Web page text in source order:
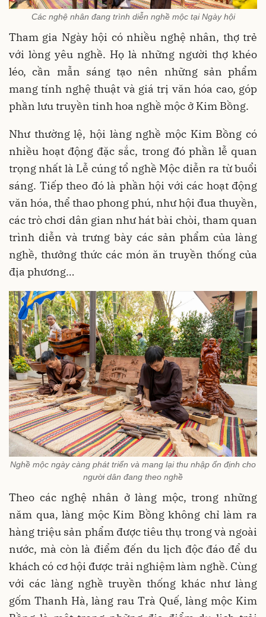
Các nghệ nhân đang trình diễn nghề mộc tại Ngày hội
Tham gia Ngày hội có nhiều nghệ nhân, thợ trẻ
với lòng yêu nghề. Họ là những người thợ khéo
léo, cần mẫn sáng tạo nên những sản phẩm
mang tính nghệ thuật và giá trị văn hóa cao, góp
phần lưu truyền tinh hoa nghề mộc ở Kim Bồng.
Như thường lệ, hội làng nghề mộc Kim Bồng có
nhiều hoạt động đặc sắc, trong đó phần lễ quan
trọng nhất là Lễ cúng tổ nghề Mộc diễn ra từ buổi
sáng. Tiếp theo đó là phần hội với các hoạt động
văn hóa, thể thao phong phú, như hội đua thuyền,
các trò chơi dân gian như hát bài chòi, tham quan
trình diễn và trưng bày các sản phẩm của làng
nghề, thưởng thức các món ăn truyền thống của
địa phương…
Nghề mộc ngày càng phát triển và mang lại thu nhập ổn định cho
người dân đang theo nghề
Theo các nghệ nhân ở làng mộc, trong những
năm qua, làng mộc Kim Bồng không chỉ làm ra
hàng triệu sản phẩm được tiêu thụ trong và ngoài
nước, mà còn là điểm đến du lịch độc đáo để du
khách có cơ hội được trải nghiệm làm nghề. Cùng
với các làng nghề truyền thống khác như làng
gốm Thanh Hà, làng rau Trà Quế, làng mộc Kim